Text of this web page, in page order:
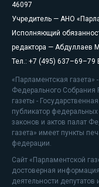
46097
Учредитель — АНО
Исполняющий
редактора — Абдуллаев
Тел.: +7 (495) 637–69–79
«Парламентская
Федерального Собрания
газеты -
публикатор
законов и актов палат
газета» имеет пункты
федерации.
Сайт «Парламентской
достоверная
деятельности